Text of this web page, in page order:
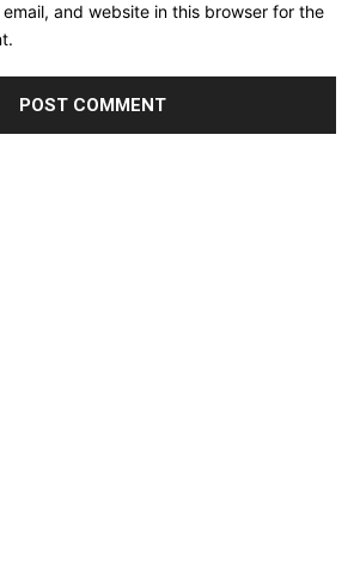
email, and website in this browser for the